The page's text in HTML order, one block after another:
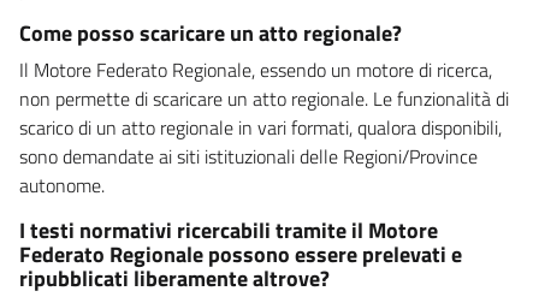
Come posso scaricare un atto regionale?
Il Motore Federato Regionale, essendo un motore di ricerca,
non permette di scaricare un atto regionale. Le funzionalità di
scarico di un atto regionale in vari formati, qualora disponibili,
sono demandate ai siti istituzionali delle Regioni/Province
autonome.
I testi normativi ricercabili tramite il Motore
Federato Regionale possono essere prelevati e
ripubblicati liberamente altrove?